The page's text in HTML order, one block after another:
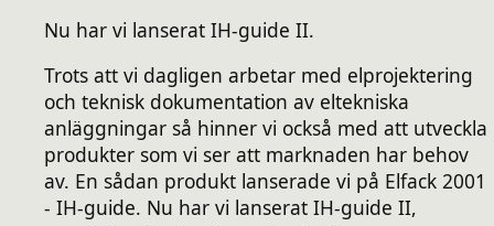
Nu har vi lanserat IH-guide II.
Trots att vi dagligen arbetar med elprojektering
och teknisk dokumentation av eltekniska
anläggningar så hinner vi också med att utveckla
produkter som vi ser att marknaden har behov
av. En sådan produkt lanserade vi på Elfack 2001
- IH-guide. Nu har vi lanserat IH-guide II,